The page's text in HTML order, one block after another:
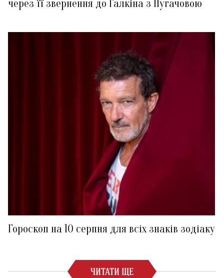
через її звернення до Галкіна з Пугачовою
Гороскоп на 10 серпня для всіх знаків зодіаку
ЧИТАТИ ЩЕ